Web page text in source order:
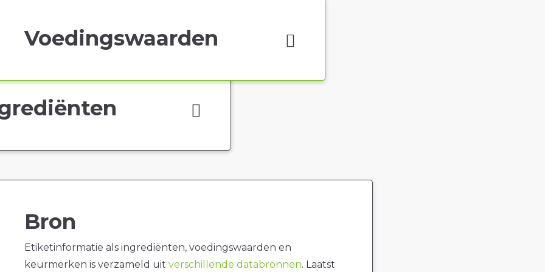
Voedingswaarden
Bron
Etiketinformatie als ingrediënten, voedingswaarden en
keurmerken is verzameld uit verschillende databronnen. Laatst